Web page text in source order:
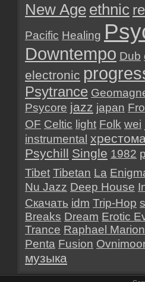
New Age ethnic
Pacific Healing
Downtempo Dub
electronic
Psytrance
Psycore jazz japan
OF Celtic light Folk wei
instrumental
Psychill Single 1982
Tibet Tibetan La
Nu Jazz Deep House
Скачать idm Trip-Hop
Breaks Dream Erotic
Trance Raphael
Penta Fusion
музыка